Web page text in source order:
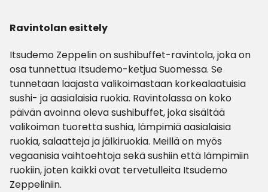
Ravintolan esittely
Itsudemo Zeppelin on sushibuffet-ravintola, joka on
osa tunnettua Itsudemo-ketjua Suomessa. Se
tunnetaan laajasta valikoimastaan ​​korkealaatuisia
sushi- ja aasialaisia ​​ruokia. Ravintolassa on koko
päivän avoinna oleva sushibuffet, joka sisältää
valikoiman tuoretta sushia, lämpimiä aasialaisia ​​
ruokia, salaatteja ja jälkiruokia. Meillä on myös
vegaanisia vaihtoehtoja sekä sushiin että lämpimiin
ruokiin, joten kaikki ovat tervetulleita Itsudemo
Zeppeliniin.